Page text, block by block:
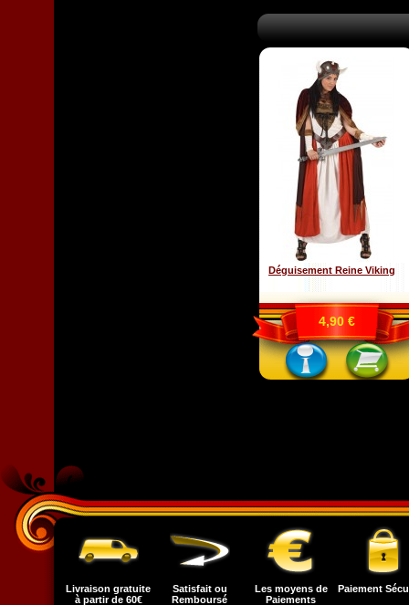
Déguisement Reine Viking
4,90 €
Livraison gratuite
à partir de 60€
Satisfait ou
Remboursé
Les moyens de
Paiements
Paiement